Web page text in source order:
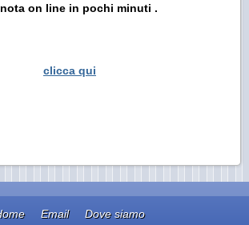
on line in pochi minuti .
clicca qui
Email Dove siamo